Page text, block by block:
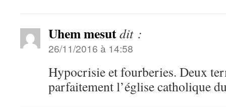
Uhem mesutdit :
26/11/2016 à 14:58
Hypocrisie et fourberies. Deux
parfaitement l’église catholique